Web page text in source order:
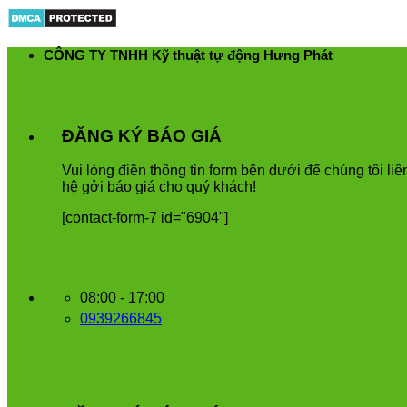
content
CÔNG TY TNHH Kỹ thuật tự động Hưng Phát
ĐĂNG KÝ BÁO GIÁ
Vui òng điền thông tin form bên dưới để chúng tôi liê
hệ gởi báo giá cho quý khách!
[contact-form-7 id="6904"]
08:00 - 17:00
0939266845